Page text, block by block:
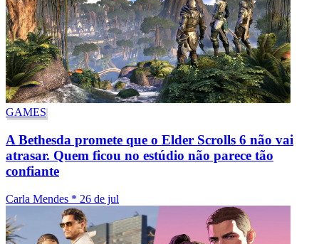
GAMES
A Bethesda promete que o Elder Scrolls 6 não vai
atrasar. Quem ficou no estúdio não parece tão
confiante
Carla Mendes * 26 de jul